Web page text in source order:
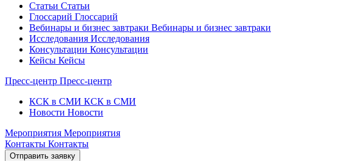
Статьи Статьи
Глоссарий Глоссарий
Вебинары и бизнес завтраки Вебинары и бизнес завтраки
Исследования Исследования
Консультации Консультации
Кейсы Кейсы
Пресс-центр Пресс-центр
КСК в СМИ КСК в СМИ
Новости Новости
Мероприятия Мероприятия
Контакты Контакты
Отправить заявку